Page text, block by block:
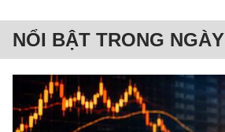
NỔI BẬT TRONG NGÀY